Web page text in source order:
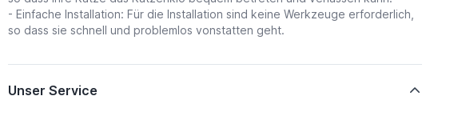
- Einfache Installation: Für die Installation sind keine Werkzeuge erforderlich,
so dass sie schnell und problemlos vonstatten geht.
Unser Service